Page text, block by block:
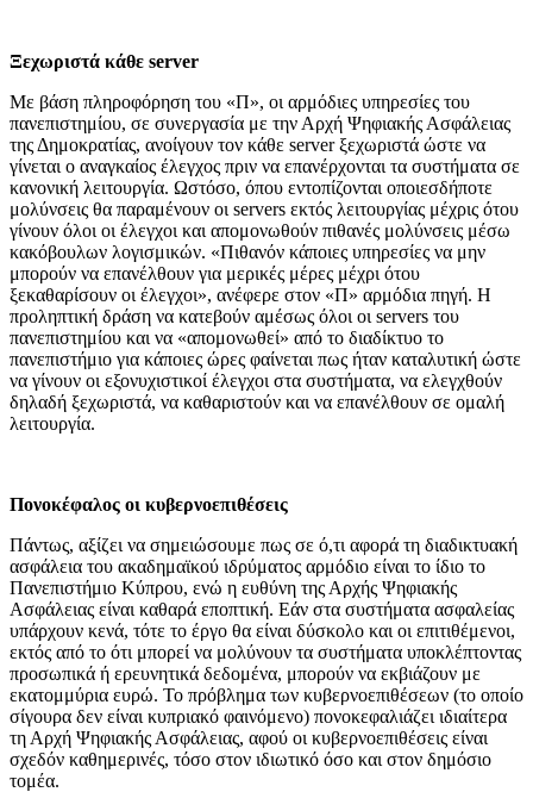
Ξεχωριστά κάθε server
Με βάση πληροφόρηση του «Π», οι αρμόδιες υπηρεσίες του
πανεπιστημίου, σε συνεργασία με την Αρχή Ψηφιακής Ασφάλειας
της Δημοκρατίας, ανοίγουν τον κάθε server ξεχωριστά ώστε να
γίνεται ο αναγκαίος έλεγχος πριν να επανέρχονται τα συστήματα σε
κανονική λειτουργία. Ωστόσο, όπου εντοπίζονται οποιεσδήποτε
μολύνσεις θα παραμένουν οι servers εκτός λειτουργίας μέχρις ότου
γίνουν όλοι οι έλεγχοι και απομονωθούν πιθανές μολύνσεις μέσω
κακόβουλων λογισμικών. «Πιθανόν κάποιες υπηρεσίες να μην
μπορούν να επανέλθουν για μερικές μέρες μέχρι ότου
ξεκαθαρίσουν οι έλεγχοι», ανέφερε στον «Π» αρμόδια πηγή. Η
προληπτική δράση να κατεβούν αμέσως όλοι οι servers του
πανεπιστημίου και να «απομονωθεί» από το διαδίκτυο το
πανεπιστήμιο για κάποιες ώρες φαίνεται πως ήταν καταλυτική ώστε
να γίνουν οι εξονυχιστικοί έλεγχοι στα συστήματα, να ελεγχθούν
δηλαδή ξεχωριστά, να καθαριστούν και να επανέλθουν σε ομαλή
λειτουργία.
Πονοκέφαλος οι κυβερνοεπιθέσεις
Πάντως, αξίζει να σημειώσουμε πως σε ό,τι αφορά τη διαδικτυακή
ασφάλεια του ακαδημαϊκού ιδρύματος αρμόδιο είναι το ίδιο το
Πανεπιστήμιο Κύπρου, ενώ η ευθύνη της Αρχής Ψηφιακής
Ασφάλειας είναι καθαρά εποπτική. Εάν στα συστήματα ασφαλείας
υπάρχουν κενά, τότε το έργο θα είναι δύσκολο και οι επιτιθέμενοι,
εκτός από το ότι μπορεί να μολύνουν τα συστήματα υποκλέπτοντας
προσωπικά ή ερευνητικά δεδομένα, μπορούν να εκβιάζουν με
εκατομμύρια ευρώ. Το πρόβλημα των κυβερνοεπιθέσεων (το οποίο
σίγουρα δεν είναι κυπριακό φαινόμενο) πονοκεφαλιάζει ιδιαίτερα
τη Αρχή Ψηφιακής Ασφάλειας, αφού οι κυβερνοεπιθέσεις είναι
σχεδόν καθημερινές, τόσο στον ιδιωτικό όσο και στον δημόσιο
τομέα.